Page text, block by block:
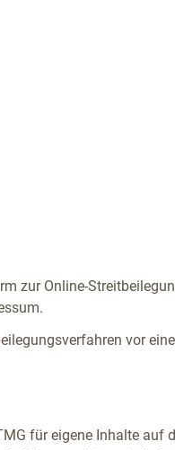
zur Online-
vor
für eigene Inhalte auf